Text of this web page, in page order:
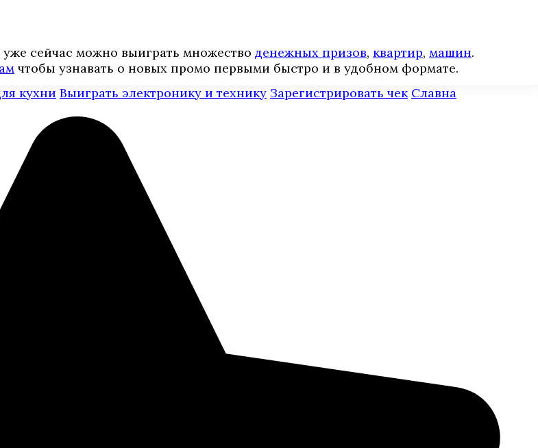
уже сейчас можно выиграть множество денежных призов, квартир, машин.
чтобы узнавать о новых промо первыми быстро и в удобном формате.
кухни Выиграть электронику и технику Зарегистрировать чек Славна